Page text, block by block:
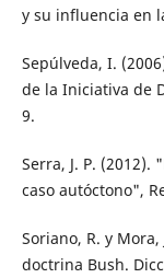
y su influencia en
Sepúlveda, I.
de la Iniciativa de
9.
Serra, J. P.
caso autóctono",
Soriano, R. y Mora,
doctrina Bush.